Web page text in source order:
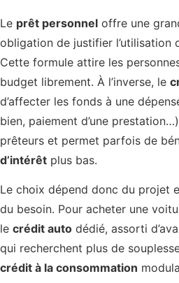
Le prêt personnel offre une
obligation de justifier l’utilisation
Cette formule attire les
budget librement. À l’inverse, le
d’affecter les fonds à une
bien, paiement d’une
prêteurs et permet parfois de
d’intérêt plus bas.
Le choix dépend donc du projet
du besoin. Pour acheter une
le crédit auto dédié, assorti
qui recherchent plus de
crédit à la consommation